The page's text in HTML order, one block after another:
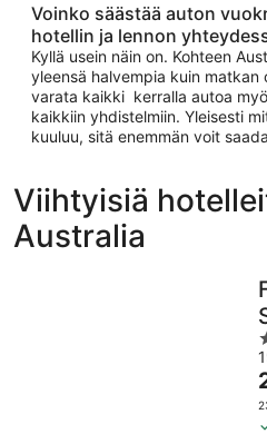
Voinko säästää auton
hotellin ja lennon
Kyllä usein näin on. Kohteen
yleensä halvempia kuin matkan
varata kaikki kerralla autoa
kaikkiin yhdistelmiin. Yleisesti
kuuluu, sitä enemmän voit
Viihtyisiä
Australia
5
5